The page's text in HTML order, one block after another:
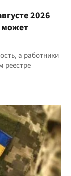
2026
может
а работники
реестре